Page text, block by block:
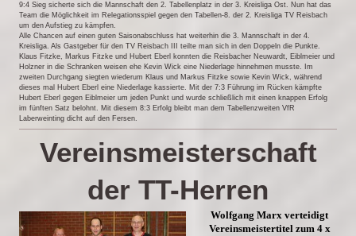
9:4 Sieg sicherte sich die Mannschaft den 2. Tabellenplatz in der 3. Kreisliga Ost. Nun hat das
Team die Möglichkeit im Relegationsspiel gegen den Tabellen-8. der 2. Kreisliga TV Reisbach
um den Aufstieg zu kämpfen.
Alle Chancen auf einen guten Saisonabschluss hat weiterhin die 3. Mannschaft in der 4.
Kreisliga. Als Gastgeber für den TV Reisbach III teilte man sich in den Doppeln die Punkte.
Klaus Fitzke, Markus Fitzke und Hubert Eberl konnten die Reisbacher Neuwardt, Eiblmeier und
Holzner in die Schranken weisen ehe Kevin Wick eine Niederlage hinnehmen musste. Im
zweiten Durchgang siegten wiederum Klaus und Markus Fitzke sowie Kevin Wick, während
dieses mal Hubert Eberl eine Niederlage kassierte. Mit der 7:3 Führung im Rücken kämpfte
Hubert Eberl gegen Eiblmeier um jeden Punkt und wurde schließlich mit einen knappen Erfolg
im fünften Satz belohnt. Mit diesem 8:3 Erfolg bleibt man dem Tabellenzweiten VfR
Laberweinting dicht auf den Fersen.
Vereinsmeisterschaft
der TT-Herren
Wolfgang Marx verteidigt
Vereinsmeistertitel zum 4 x